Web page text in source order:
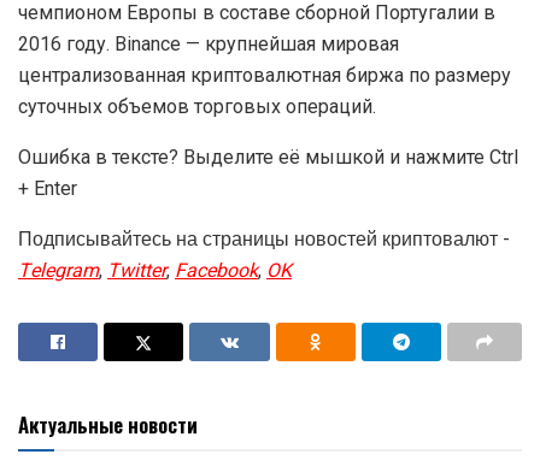
чемпионом Европы в составе сборной Португалии в
2016 году. Binance — крупнейшая мировая
централизованная криптовалютная биржа по размеру
суточных объемов торговых операций.
Ошибка в тексте? Выделите её мышкой и нажмите Ctrl
+ Enter
Подписывайтесь на страницы новостей криптовалют -
Telegram,Twitter,Facebook,OK
Актуальные новости